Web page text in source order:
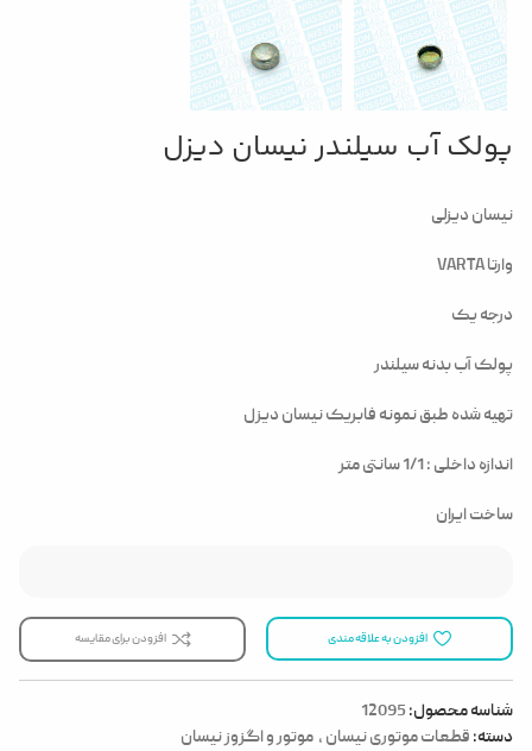
پولک آب سیلندر نیسان دیزل
نیسان دیزلی
وارتا VARTA
درجه یک
پولک آب بدنه سیلندر
تهیه شده طبق نمونه فابریک نیسان دیزل
اندازه داخلی : 1/1 سانتی متر
ساخت ایران
افزودن به علاقه مندی افزودن برای مقایسه
شناسه محصول:12095
دسته: قطعات موتوری نیسان , موتور و اگزوز نیسان